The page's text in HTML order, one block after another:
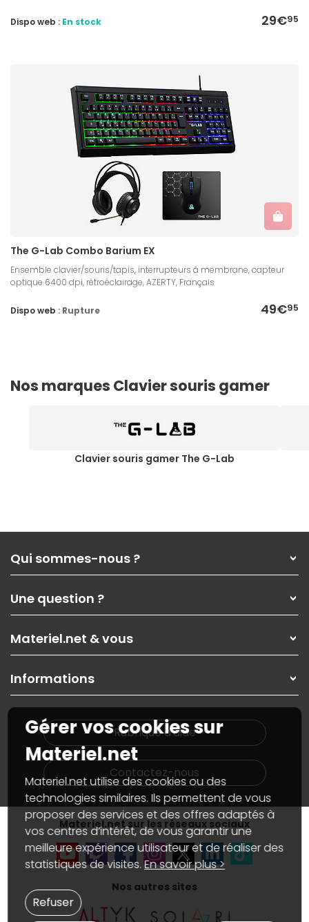
29€95
Dispo web : En stock
The G-Lab Combo Barium EX
Ensemble clavier/souris/tapis, interrupteurs à membrane, capteur
optique 6400 dpi, rétroéclairage, AZERTY, Français
49€95
Dispo web : Rupture
Nos marques Clavier souris gamer
Clavier souris gamer The G-Lab
Qui sommes-nous ?
Nos services
Les magasins Materiel.net
Nos solutions pour les pros
Contactez-nous
Une question ?
Paiement, livraison
Garanties,Pack Zen
SAV, demander un retour
Informations
Materiel.net & vous
On rachète votre carte graphique
PC sur mesure : Votre RDV personnalisé
Notre démarche écologique
Materiel.net recrute
Notre programme d'affiliation
Partenariat & Sponsoring
Informations
Plan du site
Nos marques
Conditions générales de vente
Marketplace
Informations légales
Données personnelles etcookies
Gérer vos cookies
Accessibilité : non conforme
Rubrique d'aide
Contactez-nous
Materiel.net sur les réseaux sociaux
Nos autres sites
Gérer vos cookies sur
Materiel.net
Materiel.net utilise des cookies ou des
technologies similaires. Ils permettent de vous
proposer des services et des offres adaptés à
vos centres d’intérêt, de vous garantir une
meilleure expérience utilisateur et de réaliser des
statistiques de visites.En savoir plus >
Refuser